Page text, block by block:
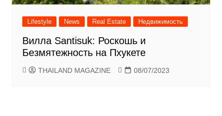
Lifestyle News Real Estate Недвижимость
Вилла Santisuk: Роскошь и
Безмятежность на Пхукете
THAILAND MAGAZINE 08/07/2023